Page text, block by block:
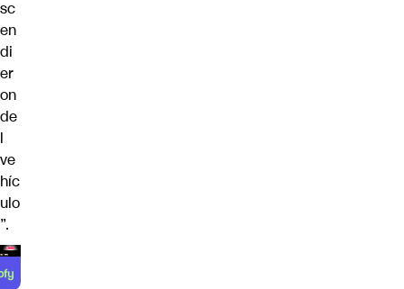
sc
en
di
er
on
de
l
ve
híc
ulo
”.